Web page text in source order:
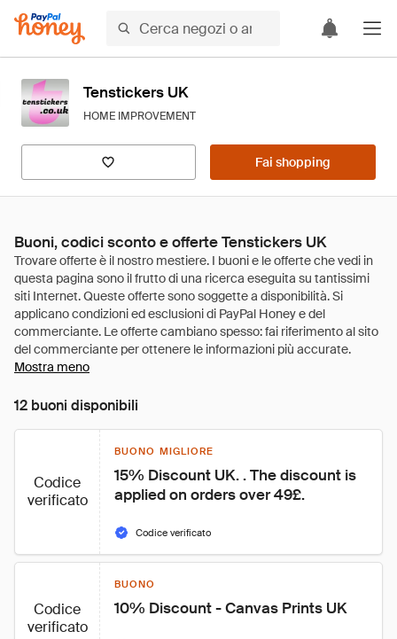
Tenstickers UK
HOME IMPROVEMENT
Fai shopping
Buoni, codici sconto e offerte Tenstickers UK
Mostra meno
12 buoni disponibili
Codice
verificato
BUONO MIGLIORE
15% Discount UK. . The discount is
applied on orders over 49£.
Codice verificato
Codice
verificato
BUONO
10% Discount - Canvas Prints UK